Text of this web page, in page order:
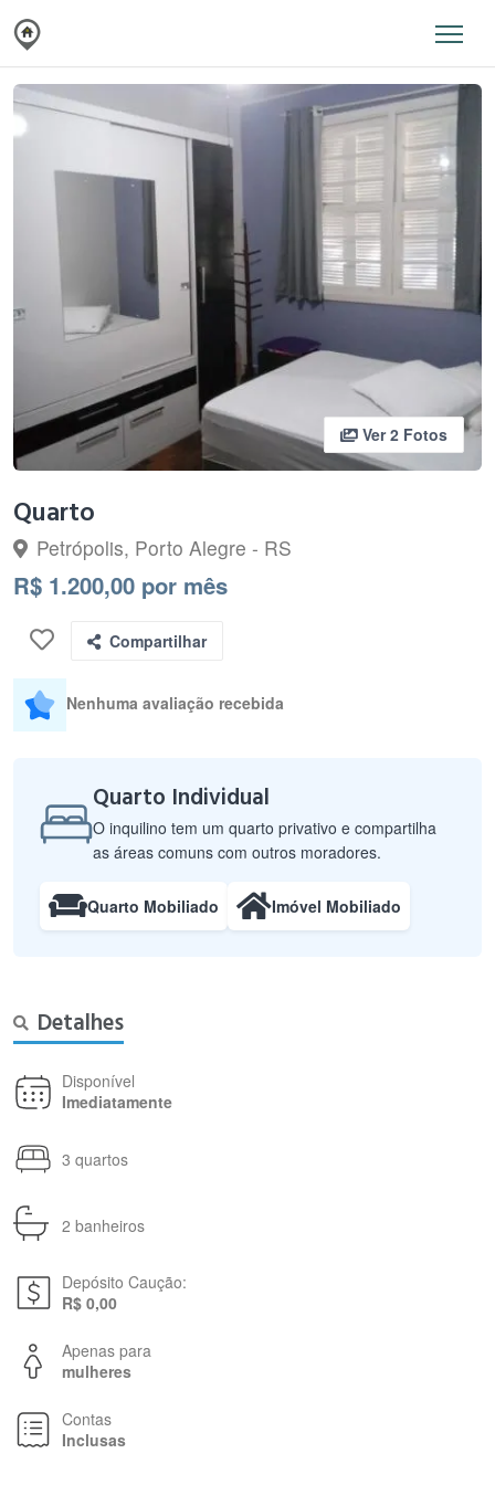
Ver 2 Fotos
Quarto
Petrópolis, Porto Alegre - RS
R$ 1.200,00 por mês
Compartilhar
Nenhuma avaliação recebida
Quarto Individual
O inquilino tem um quarto privativo e compartilha
as áreas comuns com outros moradores.
Quarto Mobiliado Imóvel Mobiliado
Detalhes
Disponível
Imediatamente
3 quartos
2 banheiros
Depósito Caução:
R$ 0,00
Apenas para
mulheres
Contas
Inclusas